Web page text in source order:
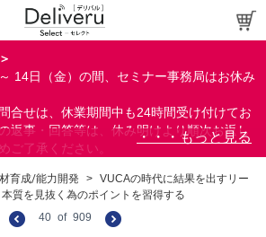
14日（金）の間、セミナー事務局はお休み
合せは、休業期間中も24時間受け付けてお
返事・回答等は、休み明けより順次お返し
ご了承ください。
育成/能力開発 > VUCAの時代に結果を出すリー
を見抜く為のポイントを習得する
40 of 909